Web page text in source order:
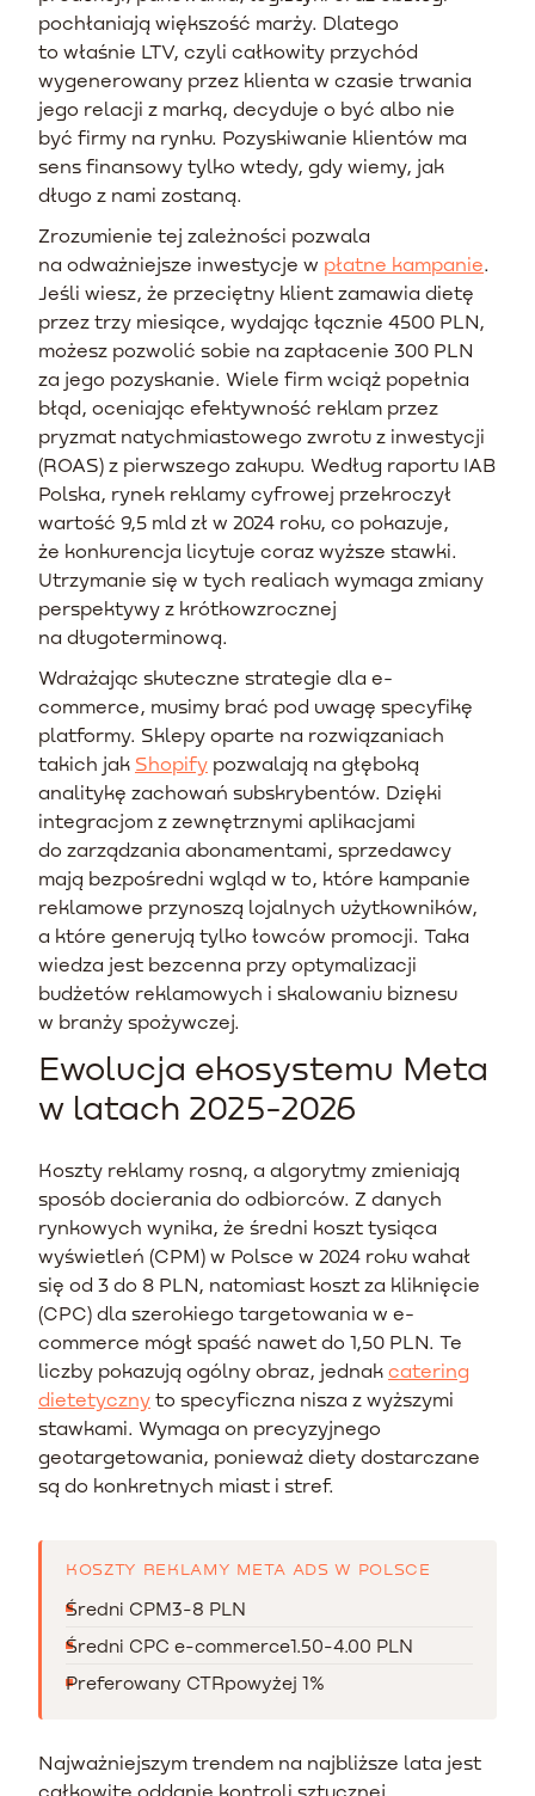
pochłaniają większość marży. Dlatego
to właśnie LTV, czyli całkowity przychód
wygenerowany przez klienta w czasie trwania
jego relacji z marką, decyduje o być albo nie
być firmy na rynku. Pozyskiwanie klientów ma
sens finansowy tylko wtedy, gdy wiemy, jak
długo z nami zostaną.
Zrozumienie tej zależności pozwala
na odważniejsze inwestycje w płatne kampanie.
Jeśli wiesz, że przeciętny klient zamawia dietę
przez trzy miesiące, wydając łącznie 4500 PLN,
możesz pozwolić sobie na zapłacenie 300 PLN
za jego pozyskanie. Wiele firm wciąż popełnia
błąd, oceniając efektywność reklam przez
pryzmat natychmiastowego zwrotu z inwestycji
(ROAS) z pierwszego zakupu. Według raportu IAB
Polska, rynek reklamy cyfrowej przekroczył
wartość 9,5 mld zł w 2024 roku, co pokazuje,
że konkurencja licytuje coraz wyższe stawki.
Utrzymanie się w tych realiach wymaga zmiany
perspektywy z krótkowzrocznej
na długoterminową.
Wdrażając skuteczne strategie dla e-
commerce, musimy brać pod uwagę specyfikę
platformy. Sklepy oparte na rozwiązaniach
takich jak Shopify pozwalają na głęboką
analitykę zachowań subskrybentów. Dzięki
integracjom z zewnętrznymi aplikacjami
do zarządzania abonamentami, sprzedawcy
mają bezpośredni wgląd w to, które kampanie
reklamowe przynoszą lojalnych użytkowników,
a które generują tylko łowców promocji. Taka
wiedza jest bezcenna przy optymalizacji
budżetów reklamowych i skalowaniu biznesu
w branży spożywczej.
Ewolucja ekosystemu Meta
w latach 2025-2026
Koszty reklamy rosną, a algorytmy zmieniają
sposób docierania do odbiorców. Z danych
rynkowych wynika, że średni koszt tysiąca
wyświetleń (CPM) w Polsce w 2024 roku wahał
się od 3 do 8 PLN, natomiast koszt za kliknięcie
(CPC) dla szerokiego targetowania w e-
commerce mógł spaść nawet do 1,50 PLN. Te
liczby pokazują ogólny obraz, jednak catering
dietetyczny to specyficzna nisza z wyższymi
stawkami. Wymaga on precyzyjnego
geotargetowania, ponieważ diety dostarczane
są do konkretnych miast i stref.
KOSZTY REKLAMY META ADS W POLSCE
Średni CPM3-8 PLN
Średni CPC e-commerce1.50-4.00 PLN
Preferowany CTRpowyżej 1%
Najważniejszym trendem na najbliższe lata jest
całkowite oddanie kontroli sztucznej